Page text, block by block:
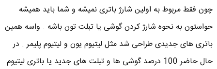
چون فقط مربوط به اولین شارژ باتری نمیشه و شما باید همیشه
حواستون به نحوه شارژ کردن گوشی یا تبلت تون باشه . واسه همین
باتری های جدیدی طراحی شد مثل لیتیوم یون و لیتیوم پلیمر . در
حال حاضر 100 درصد گوشی ها و تبلت های جدید یا باتری لیتیوم